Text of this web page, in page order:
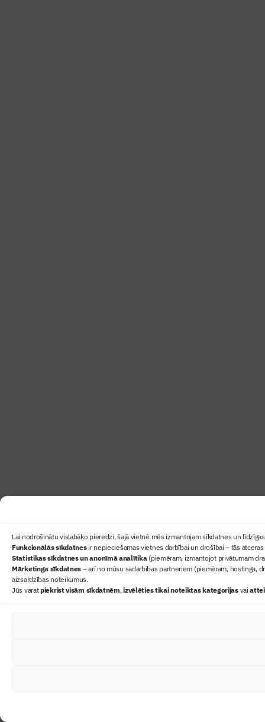
Lai nodrošinātu vislabāko pieredzi, šajā vietnē mēs izmantojam sīkdatnes un
Funkcionālās sīkdatnesir nepieciešamas vietnes darbībai un drošībai – tās
Statistikas sīkdatnes un anonīmā analītika(piemēram, izmantojot privātumam
Mārketinga sīkdatnes – arī no mūsu sadarbības partneriem (piemēram, hostinga,
aizsardzības noteikumus.
Jūs varatpiekrist visām sīkdatnēm,izvēlēties tikai noteiktas kategorijasvai